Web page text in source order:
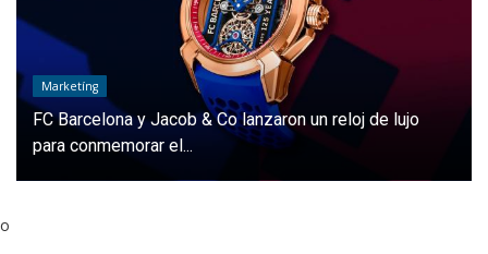
Marketíng
FC Barcelona y Jacob & Co lanzaron un reloj de lujo
para conmemorar el...
o